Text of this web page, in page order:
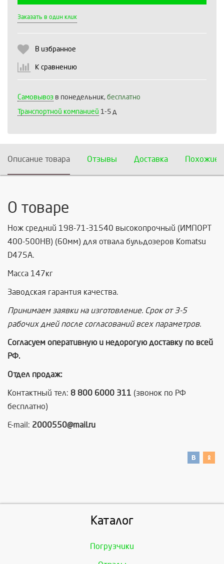
Заказать в один клик
В избранное
К сравнению
Самовывоз в понедельник, бесплатно
Транспортной компанией 1-5 д
Описание товара Отзывы Доставка Похожие
О товаре
Нож средний 198-71-31540 высокопрочный (ИМПОРТ
400-500HB) (60мм) для отвала бульдозеров Komatsu
D475А.
Масса 147кг
Заводская гарантия качества.
Принимаем заявки на изготовление. Срок от 3-5
рабочих дней после согласований всех параметров.
Согласуем оперативную и недорогую доставку по всей
РФ.
Отдел продаж:
Контактный тел: 8 800 6000 311 (звонок по РФ
бесплатно)
E-mail: 2000550@mail.ru
Каталог
Погрузчики